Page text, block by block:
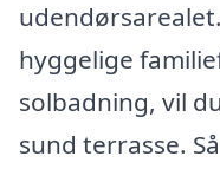
hyggelige
solbadning, vil
sund terrasse.